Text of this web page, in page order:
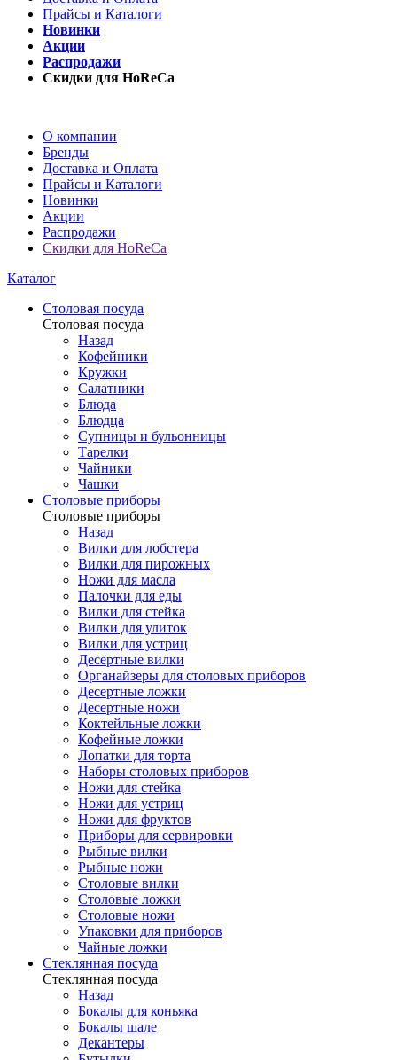
Прайсы и Каталоги
Новинки
Акции
Распродажи
Скидки для HoReCa
О компании
Бренды
Доставка и Оплата
Прайсы и Каталоги
Новинки
Акции
Распродажи
Скидки для HoReCa
Каталог
Столовая посуда
Столовая посуда
Назад
Кофейники
Кружки
Салатники
Блюда
Блюдца
Супницы и бульонницы
Тарелки
Чайники
Чашки
Cтоловые приборы
Cтоловые приборы
Назад
Вилки для лобстера
Вилки для пирожных
Ножи для масла
Палочки для еды
Вилки для стейка
Вилки для улиток
Вилки для устриц
Десертные вилки
Органайзеры для столовых приборов
Десертные ложки
Десертные ножи
Коктейльные ложки
Кофейные ложки
Лопатки для торта
Наборы столовых приборов
Ножи для стейка
Ножи для устриц
Ножи для фруктов
Приборы для сервировки
Рыбные вилки
Рыбные ножи
Столовые вилки
Столовые ложки
Столовые ножи
Упаковки для приборов
Чайные ложки
Стеклянная посуда
Стеклянная посуда
Назад
Бокалы для коньяка
Бокалы шале
Декантеры